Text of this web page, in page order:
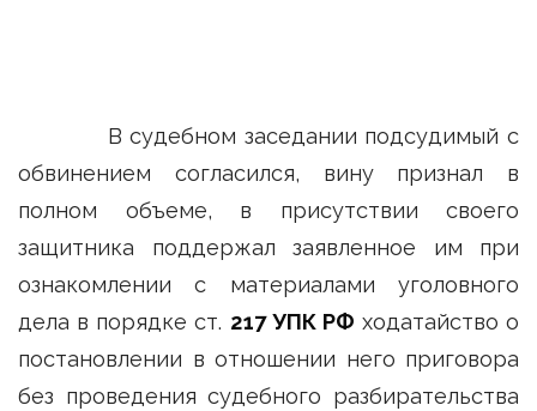
В судебном заседании подсудимый с
обвинением согласился, вину признал в
полном объеме, в присутствии своего
защитника поддержал заявленное им при
ознакомлении с материалами уголовного
дела в порядке ст. 217 УПК РФ ходатайство о
постановлении в отношении него приговора
без проведения судебного разбирательства